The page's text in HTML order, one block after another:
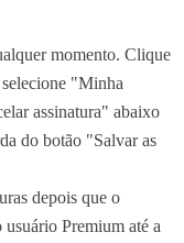
momento. Clique
selecione "Minha
assinatura" abaixo
do botão "Salvar as
depois que o
Premium até a